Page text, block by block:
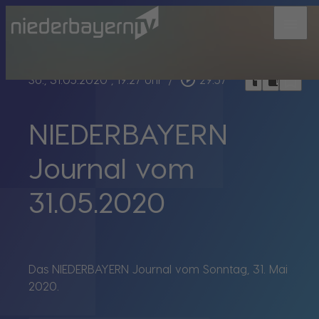
So., 31.05.2020, 19:27 Uhr / play_circle_outline 29:57 headphoneschrome_reader_modebookmark_border
NIEDERBAYERN
Journal vom
31.05.2020
Das NIEDERBAYERN Journal vom Sonntag, 31. Mai
2020.